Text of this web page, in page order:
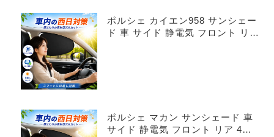
ポルシェ カイエン958 サンシェー
ド 車 サイド 静電気 フロント リア
ポルシェ マカン サンシェード 車
サイド 静電気 フロント リア 4枚